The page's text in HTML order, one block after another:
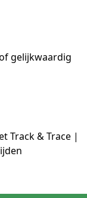
gelijkwaardig
Track & Trace |